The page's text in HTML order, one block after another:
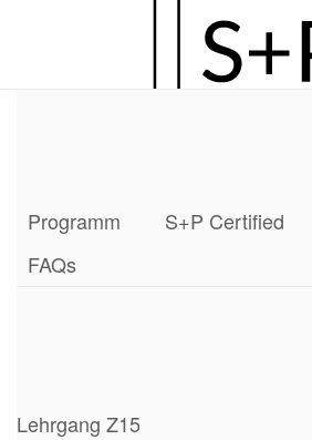
Programm S+P Certified
FAQs
Lehrgang Z15